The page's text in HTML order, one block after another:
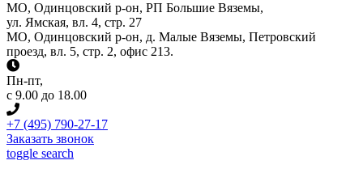
МО, Одинцовский р-он, РП Большие Вяземы,
ул. Ямская, вл. 4, стр. 27
МО, Одинцовский р-он, д. Малые Вяземы, Петровский
проезд, вл. 5, стр. 2, офис 213.
Пн-пт,
с 9.00 до 18.00
+7 (495) 790-27-17
Заказать звонок
toggle search